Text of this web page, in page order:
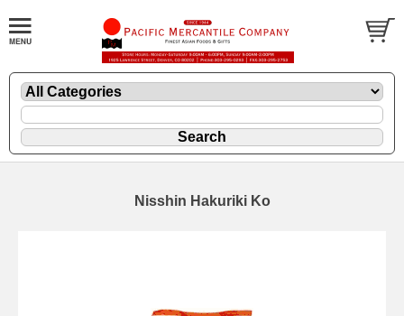
Nisshin Hakuriki Ko